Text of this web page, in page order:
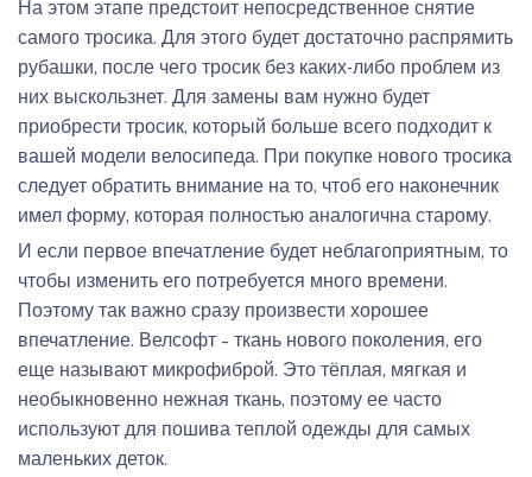
На этом этапе предстоит непосредственное снятие
самого тросика. Для этого будет достаточно распрямить
рубашки, после чего тросик без каких-либо проблем из
них выскользнет. Для замены вам нужно будет
приобрести тросик, который больше всего подходит к
вашей модели велосипеда. При покупке нового тросика
следует обратить внимание на то, чтоб его наконечник
имел форму, которая полностью аналогична старому.
И если первое впечатление будет неблагоприятным, то
чтобы изменить его потребуется много времени.
Поэтому так важно сразу произвести хорошее
впечатление. Велсофт – ткань нового поколения, его
еще называют микрофиброй. Это тёплая, мягкая и
необыкновенно нежная ткань, поэтому ее часто
используют для пошива теплой одежды для самых
маленьких деток.